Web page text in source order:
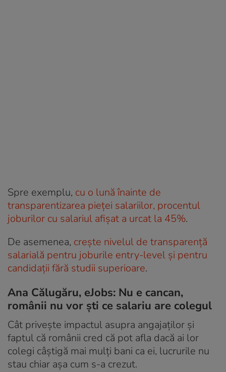
Spre exemplu, cu o lună înainte de
transparentizarea pieței salariilor, procentul
joburilor cu salariul afișat a urcat la 45%.
De asemenea, crește nivelul de transparență
salarială pentru joburile entry-level și pentru
candidații fără studii superioare.
Ana Călugăru, eJobs: Nu e cancan,
românii nu vor ști ce salariu are colegul
Cât privește impactul asupra angajaților și
faptul că românii cred că pot afla dacă ai lor
colegi câștigă mai mulți bani ca ei, lucrurile nu
stau chiar așa cum s-a crezut.